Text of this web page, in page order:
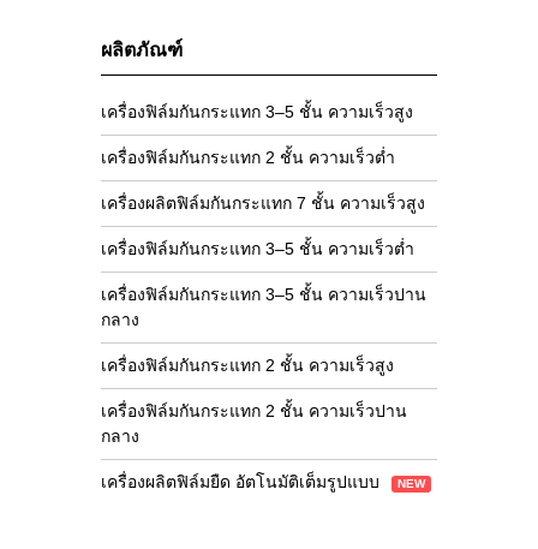
ผลิตภัณฑ์
เครื่องฟิล์มกันกระแทก 3–5 ชั้น ความเร็วสูง
เครื่องฟิล์มกันกระแทก 2 ชั้น ความเร็วต่ำ
เครื่องผลิตฟิล์มกันกระแทก 7 ชั้น ความเร็วสูง
เครื่องฟิล์มกันกระแทก 3–5 ชั้น ความเร็วต่ำ
เครื่องฟิล์มกันกระแทก 3–5 ชั้น ความเร็วปาน
กลาง
เครื่องฟิล์มกันกระแทก 2 ชั้น ความเร็วสูง
เครื่องฟิล์มกันกระแทก 2 ชั้น ความเร็วปาน
กลาง
เครื่องผลิตฟิล์มยืด อัตโนมัติเต็มรูปแบบ NEW